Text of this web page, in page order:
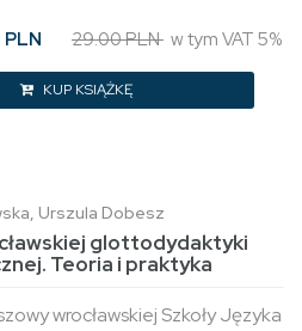
29.00 PLN w tym VAT 5%
KUP KSIĄŻKĘ
Urszula Dobesz
glottodydaktyki
Teoria i praktyka
wrocławskiej Szkoły Języka